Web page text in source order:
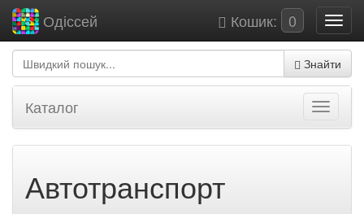
Кошик: 0
Одіссей
Знайти
Каталог
Автотранспорт